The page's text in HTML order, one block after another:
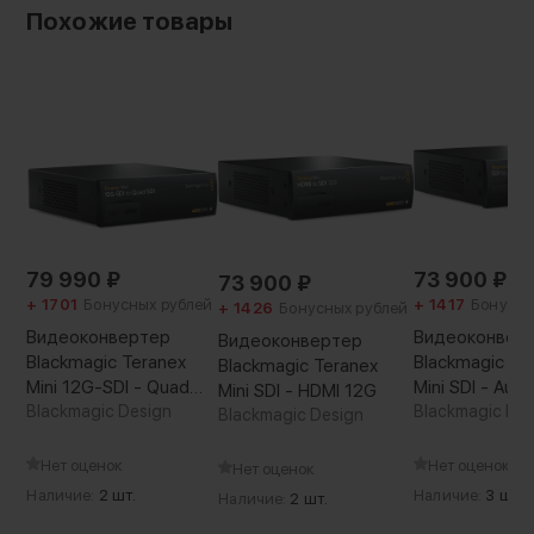
Самый универсальный конвертер
Teranex Mini IP Video 12G позволяет еще
оборудования. Он идеально подходит для
вещательных студий и размещения в стойке,
а дополнительная передняя панель
обеспечивает вывод видео на дисплей. Кроме
того, предусмотрено управление по сети
Ethernet. За счет компактных размеров
условиях, а благодаря наличию
профессиональных XLR-разъемов он
Похожие товары
79 990 ₽
+ 1701 Бонусных рублей
Видеоконвертер
Blackmagic Teranex
Mini 12G-SDI - Quad
SDI
Blackmagic Design
Нет оценок
Наличие: 2 шт.
73 900 ₽
+ 1426 Бонусных рублей
Видеоконвертер
Blackmagic Teranex
Mini SDI - HDMI 12G
Blackmagic Design
Нет оценок
Наличие: 2 шт.
73 900 ₽
+ 1417
Blackmagic
Mini SDI -
Blackmagic
Нет оценок
Наличие: 3 шт.